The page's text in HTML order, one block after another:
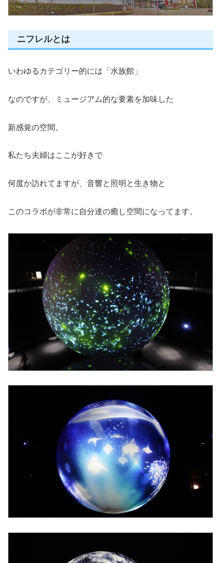
ニフレルとは
いわゆるカテゴリー的には「水族館」
なのですが、ミュージアム的な要素を加味した
新感覚の空間。
私たち夫婦はここが好きで
何度か訪れてますが、音響と照明と生き物と
このコラボが非常に自分達の癒し空間になってます。